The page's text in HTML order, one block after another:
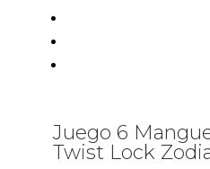
Juego 6
Twist Lock